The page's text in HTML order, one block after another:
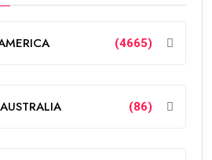
(4665)
AUSTRALIA (86)